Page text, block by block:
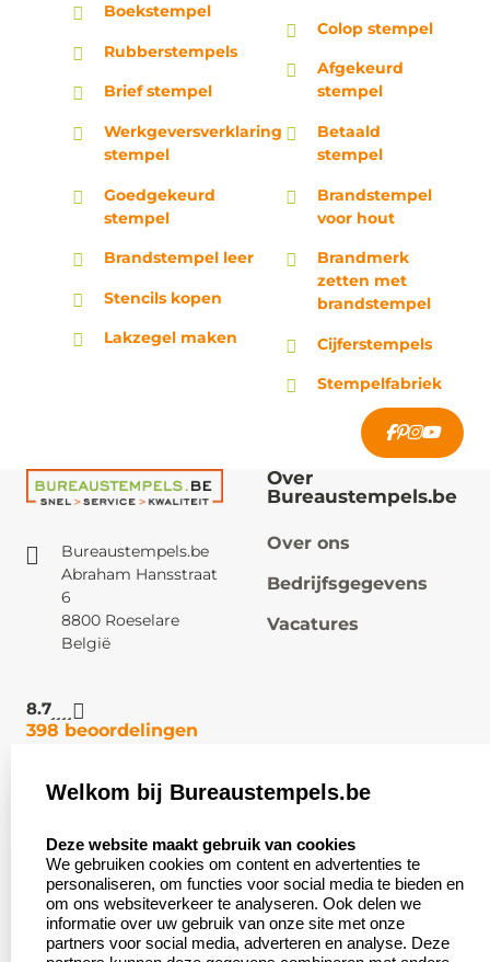
Boekstempel
Rubberstempels
Brief stempel
Werkgeversverklaring
stempel
Goedgekeurd
stempel
Brandstempel leer
Stencils kopen
Lakzegel maken
Colop stempel
Afgekeurd
stempel
Betaald
stempel
Brandstempel
voor hout
Brandmerk
zetten met
brandstempel
Cijferstempels
Stempelfabriek
Bureaustempels.be
Abraham Hansstraat
6
8800 Roeselare
België
8.7
398 beoordelingen
Over
Bureaustempels.be
Over ons
Bedrijfsgegevens
Vacatures
Klantenservice:
Contact
Veel gestelde vragen
Retourneren
Zakelijk:
Aanvraag op maat
Wederverkoper
worden
Betaling &
Welkom bij Bureaustempels.be
Deze website maakt gebruik van cookies
We gebruiken cookies om content en advertenties te
personaliseren, om functies voor social media te bieden en
om ons websiteverkeer te analyseren. Ook delen we
informatie over uw gebruik van onze site met onze
partners voor social media, adverteren en analyse. Deze